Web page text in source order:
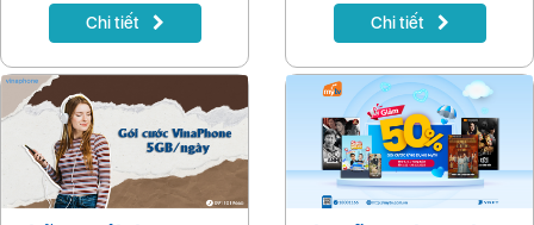
với những đối thủ mạnh mẽ từ
khắp nơi trên thế giới. Từ
hâm mộ có thể trải nghiệm
hết hấp dẫn của giải đấu này
thông qua MyTV, đối tác chính
thức phát sóng và độc quyền.
Chi tiết
chương trình “Siêu voucher
50% - Dùng MyVNPT thật đã”
giá trị thanh toán, tối đa
50.000đ. Đừng bỏ lỡ!
Chi tiết